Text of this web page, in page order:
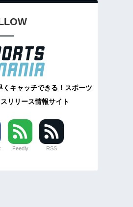
キャッチできる！スポーツ
リリース情報サイト
Feedly RSS